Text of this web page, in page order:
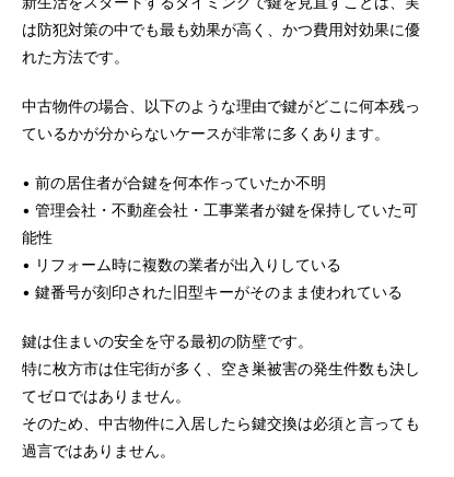
は防犯対策の中でも最も効果が高く、かつ費用対効果に優
れた方法です。
中古物件の場合、以下のような理由で鍵がどこに何本残っ
ているかが分からないケースが非常に多くあります。
• 前の居住者が合鍵を何本作っていたか不明
• 管理会社・不動産会社・工事業者が鍵を保持していた可
能性
• リフォーム時に複数の業者が出入りしている
• 鍵番号が刻印された旧型キーがそのまま使われている
鍵は住まいの安全を守る最初の防壁です。
特に枚方市は住宅街が多く、空き巣被害の発生件数も決し
てゼロではありません。
そのため、中古物件に入居したら鍵交換は必須と言っても
過言ではありません。